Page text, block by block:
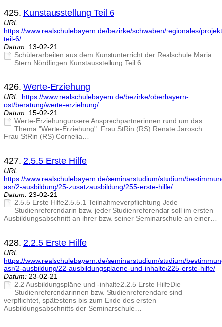
425. Kunstausstellung Teil 6
URL:
https://www.realschulebayern.de/bezirke/schwaben/regionales/
teil-6/
Datum: 13-02-21
Schülerarbeiten aus dem Kunstunterricht der Realschule Maria
Stern Nördlingen Kunstausstellung Teil 6
426. Werte-Erziehung
URL: https://www.realschulebayern.de/bezirke/oberbayern-
ost/beratung/werte-erziehung/
Datum: 15-02-21
Werte-Erziehungunsere Ansprechpartnerinnen rund um das
Thema "Werte-Erziehung": Frau StRin (RS) Renate Jarosch
Frau StRin (RS) Cornelia…
427. 2.5.5 Erste Hilfe
URL:
https://www.realschulebayern.de/seminarstudium/studium/
asr/2-ausbildung/25-zusatzausbildung/255-erste-hilfe/
Datum: 23-02-21
2.5.5 Erste Hilfe2.5.5.1 Teilnahmeverpflichtung Jede
Studienreferendarin bzw. jeder Studienreferendar soll im ersten
Ausbildungsabschnitt an ihrer bzw. seiner Seminarschule an einer…
428. 2.2.5 Erste Hilfe
URL:
https://www.realschulebayern.de/seminarstudium/studium/
asr/2-ausbildung/22-ausbildungsplaene-und-inhalte/225-erste-hilfe/
Datum: 23-02-21
2.2 Ausbildungspläne und -inhalte2.2.5 Erste HilfeDie
Studienreferendarinnen bzw. Studienreferendare sind
verpflichtet, spätestens bis zum Ende des ersten
Ausbildungsabschnitts der Seminarschule…